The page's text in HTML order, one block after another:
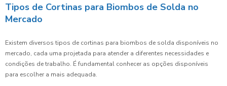
Tipos de Cortinas para Biombos de Solda no
Mercado
Existem diversos tipos de cortinas para biombos de solda disponíveis no
mercado, cada uma projetada para atender a diferentes necessidades e
condições de trabalho. É fundamental conhecer as opções disponíveis
para escolher a mais adequada.